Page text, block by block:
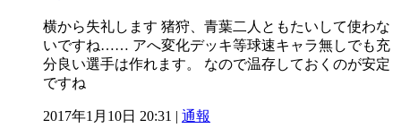
横から失礼します 猪狩、青葉二人ともたいして使わな
いですね…… アへ変化デッキ等球速キャラ無しでも充
分良い選手は作れます。 なので温存しておくのが安定
ですね
2017年1月10日 20:31 | 通報